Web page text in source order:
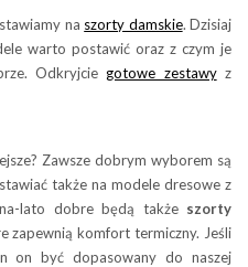
na szorty damskie. Dzisiaj
warto postawić oraz z czym je
Odkryjcie gotowe zestawyz
Zawsze dobrym wyborem są
także na modele dresowe z
lato dobre będą takżeszorty
zapewnią komfort termiczny. Jeśli
on być dopasowany do naszej